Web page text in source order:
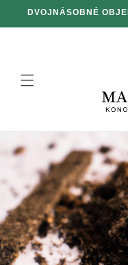
a prejsť
na obsah
100 G ZADARMO ZA